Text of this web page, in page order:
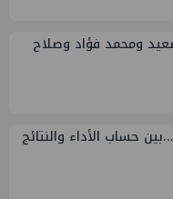
ومحمد فؤاد وصلاح
حساب الأداء والنتائج